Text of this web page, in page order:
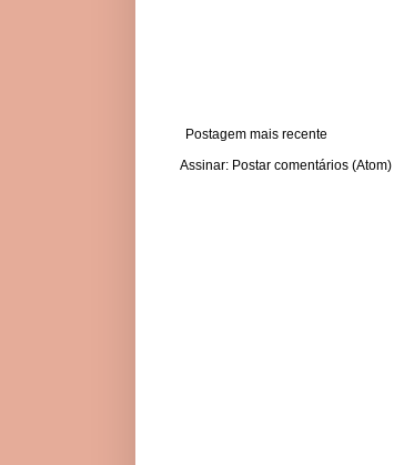
Postagem mais recente
Assinar: Postar comentários (Atom)